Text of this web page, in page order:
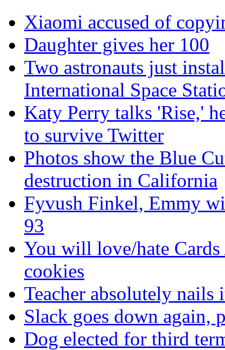
Xiaomi accused of
Daughter gives her 100
Two astronauts just
International Space
Katy Perry talks 'Rise,'
to survive Twitter
Photos show the Blue
destruction in California
Fyvush Finkel, Emmy
93
You will love/hate
cookies
Teacher absolutely
Slack goes down again,
Dog elected for third